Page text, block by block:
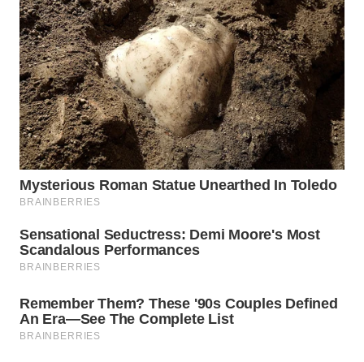
WN
BOGOR
WN
DEPOK
WN
TAPANULI
UTARA
SAMOSIR
PADANG
LAWAS